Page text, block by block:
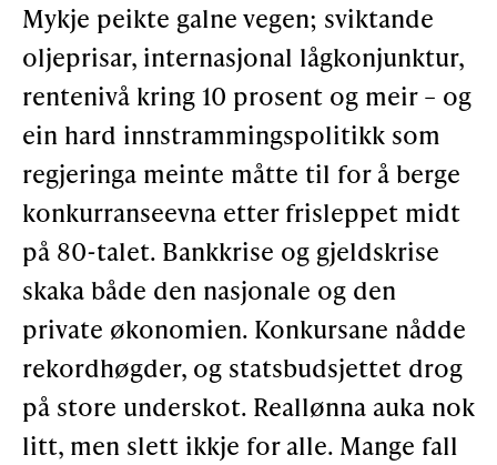
Bidra til lokalhistorie
Støtteannonsørar
OM ULSTEIN HISTORIELAG
Kontakt oss
Om oss
Levd liv
Podkast
FÅ TILGONG
Mykje peikte galne vegen; sviktande
oljeprisar, internasjonal lågkonjunktur,
rentenivå kring 10 prosent og meir – og
ein hard innstrammingspolitikk som
regjeringa meinte måtte til for å berge
konkurranseevna etter frisleppet midt
på 80-talet. Bankkrise og gjeldskrise
skaka både den nasjonale og den
private økonomien. Konkursane nådde
rekordhøgder, og statsbudsjettet drog
på store underskot. Reallønna auka nok
litt, men slett ikkje for alle. Mange fall